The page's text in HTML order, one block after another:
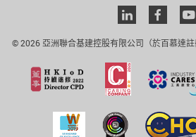
Linkedin
© 2026 亞洲聯合基建控股有限公司（於百慕達